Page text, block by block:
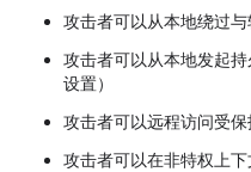
攻击者可以从本地绕过
攻击者可以从本地发起
设置）
攻击者可以远程访问受
攻击者可以在非特权上